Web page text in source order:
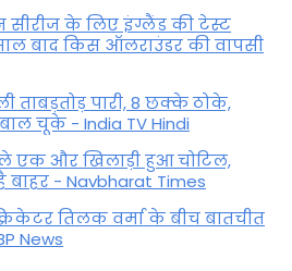
सीरीज के लिए इंग्लैंड की टेस्ट
बाद किस ऑलराउंडर की वापसी
ताबड़तोड़ पारी, 8 छक्के ठोके,
चूके - India TV Hindi
एक और खिलाड़ी हुआ चोटिल,
- Navbharat Times
तिलक वर्मा के बीच बातचीत
News